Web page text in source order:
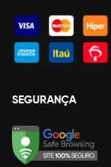
SEGURANÇA